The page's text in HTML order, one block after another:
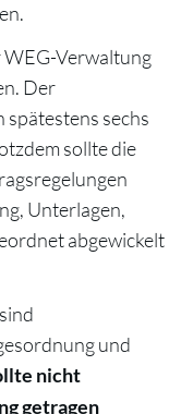
Verwaltung
Der
sechs
sollte die
Unterlagen,
abgewickelt
und
nicht
getragen